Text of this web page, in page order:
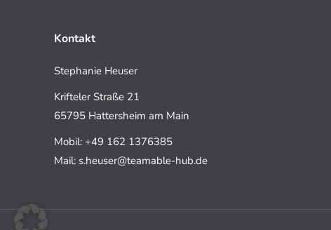
Kontakt
Stephanie Heuser
Krifteler Straße 21
65795 Hattersheim am Main
Mobil: +49 162 1376385
Mail: s.heuser@teamable-hub.de